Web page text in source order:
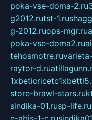
poka-vse-doma-2.ru
g2012.rutst-1.ru
g-2012.ruops-mgr.ru
poka-vse-doma2.ru
tehosmotre.ru
raytor-d.ru
store-brawl-stars.ru
sindika-01.rusp-life.ru